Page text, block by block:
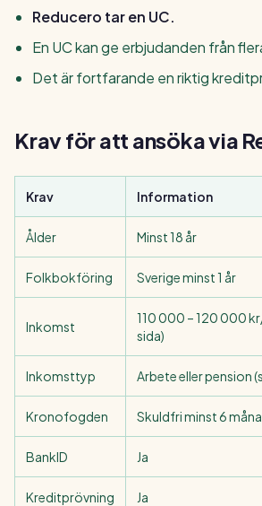
Reducero tar en UC.
En UC kan ge erbjudanden från
Det är fortfarande en riktig
Krav för att ansöka via
Krav Information
Ålder Minst 18 år
Folkbokföring Sverige minst 1 år
Inkomst
110 000 – 120 000
sida)
Inkomsttyp Arbete eller pension
Kronofogden Skuldfri minst 6
BankID Ja
Kreditprövning Ja